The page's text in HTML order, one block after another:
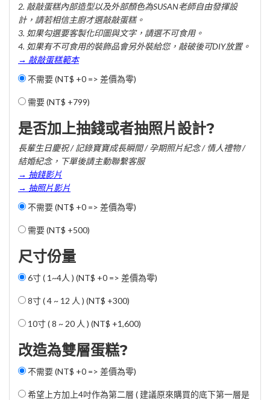
2. 敲敲蛋糕內部造型以及外部顏色為SUSAN老師自由發揮設
計，請若相信主廚才選敲敲蛋糕。
3. 如果勾選要客製化印圖與文字，請選不可食用。
4. 如果有不可食用的裝飾品會另外裝給您，敲破後可DIY放置。
→ 敲敲蛋糕範本
不需要 (NT$ +0 => 差價為零)
需要 (NT$ +799)
是否加上抽錢或者抽照片設計?
長輩生日慶祝 / 記錄寶寶成長瞬間 / 孕期照片紀念 / 情人禮物 /
結婚紀念，下單後請主動聯繫客服
→ 抽錢影片
→ 抽照片影片
不需要 (NT$ +0 => 差價為零)
需要 (NT$ +500)
尺寸份量
6寸 ( 1~4人 ) (NT$ +0 => 差價為零)
8寸 ( 4 ~ 12 人 ) (NT$ +300)
10寸 ( 8 ~ 20 人 ) (NT$ +1,600)
改造為雙層蛋糕?
不需要 (NT$ +0 => 差價為零)
希望上方加上4吋作為第二層 ( 建議原來購買的底下第一層是